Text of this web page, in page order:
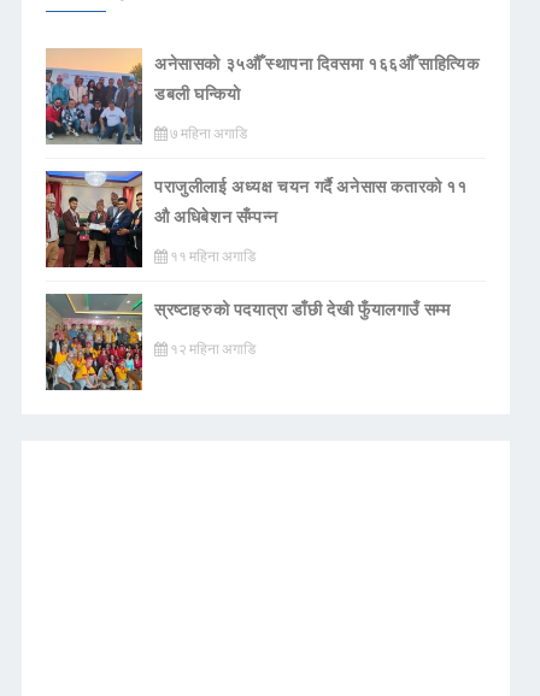
अनेसासको ३५औँ स्थापना दिवसमा १६६औँ साहित्यिक
डबली घन्कियाे
७ महिना अगाडि
पराजुलीलाई अध्यक्ष चयन गर्दै अनेसास कतारको ११
औ अधिबेशन सँम्पन्न
११ महिना अगाडि
स्रष्टाहरुको पदयात्रा डाँछी देखी फुँयालगाउँ सम्म
१२ महिना अगाडि